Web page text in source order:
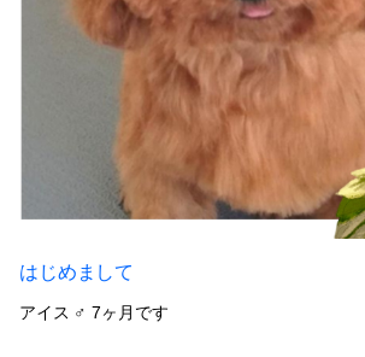
はじめまして
アイス ♂ 7ヶ月です